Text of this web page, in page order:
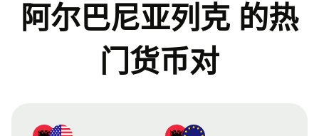
阿尔巴尼亚列克 的热
门货币对